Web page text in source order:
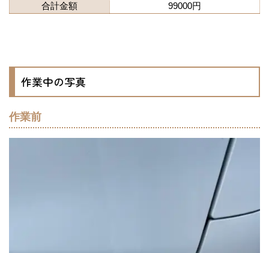
合計金額
99000円
作業中の写真
作業前